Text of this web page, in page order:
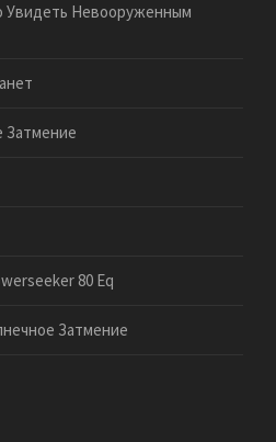
Невооруженным
Затмение
80 Eq
Затмение